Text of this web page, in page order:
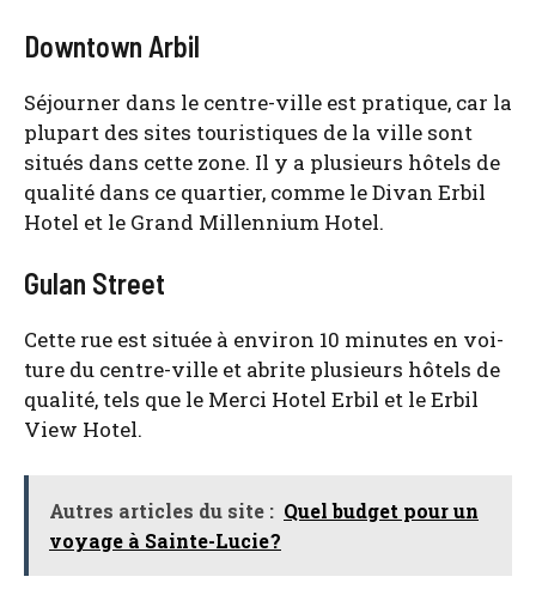
Downtown Arbil
Séjour­ner dans le centre-ville est pra­tique, car la
plu­part des sites tou­ris­tiques de la ville sont
situés dans cette zone. Il y a plu­sieurs hôtels de
qua­li­té dans ce quar­tier, comme le Divan Erbil
Hotel et le Grand Mil­len­nium Hotel.
Gulan Street
Cette rue est située à envi­ron 10 minutes en voi­
ture du centre-ville et abrite plu­sieurs hôtels de
qua­li­té, tels que le Mer­ci Hotel Erbil et le Erbil
View Hotel.
Autres articles du site : Quel budget pour un
voyage à Sainte-Lucie ?